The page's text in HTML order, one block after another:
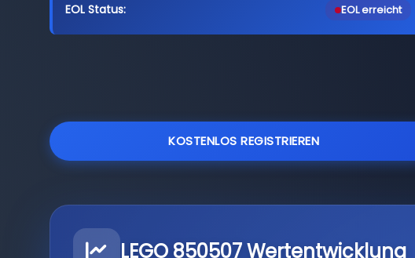
EOL Status: EOL erreicht
KOSTENLOS REGISTRIEREN
LEGO 850507 Wertentwicklung